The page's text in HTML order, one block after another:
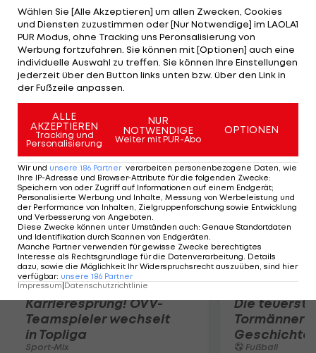
Wimbledon mit seinem Sensations-Sieg über
Superstar Rafael Nadal für Furore. Der
topgesetzte Deutsche bekommt es nun mit dem
Italiener Filippo Volandri zu tun, der sich gegen
den Brasilianer Rogerio Dutra Silva mit 6:4, 6:4
durchsetzt.
Mehr zum Thema
Karrieresprung! ÖVV-
Teamspieler wechselt
in Topliga
Sport-Mix
Die
Tormänner
Geschichte
Fußball
Wählen Sie [Alle Akzeptieren] um allen Zwecken, Cookies
und Diensten zuzustimmen oder [Nur Notwendige] im LAOLA1
PUR Modus, ohne Tracking uns Peronsalisierung von
Werbung fortzufahren. Sie können mit [Optionen] auch eine
individuelle Auswahl zu treffen. Sie können Ihre Einstellungen
jederzeit über den Button links unten bzw. über den Link in
der Fußzeile anpassen.
ALLE
AKZEPTIEREN
Tracking und
Personalisierung
NUR
NOTWENDIGE
Weiter mit PUR-Abo
OPTIONEN
Wir und unsere 186 Partner verarbeiten personenbezogene Daten, wie
Ihre IP-Adresse und Browser-Attribute für die folgenden Zwecke:
Speichern von oder Zugriff auf Informationen auf einem Endgerät;
Personalisierte Werbung und Inhalte, Messung von Werbeleistung und
der Performance von Inhalten, Zielgruppenforschung sowie Entwicklung
und Verbesserung von Angeboten.
Diese Zwecke können unter Umständen auch: Genaue Standortdaten
und Identifikation durch Scannen von Endgeräten.
Manche Partner verwenden für gewisse Zwecke berechtigtes
Interesse als Rechtsgrundlage für die Datenverarbeitung. Details
dazu, sowie die Möglichkeit Ihr Widerspruchsrecht auszuüben, sind hier
verfügbar: unsere 186 Partner
Impressum Datenschutzrichtlinie